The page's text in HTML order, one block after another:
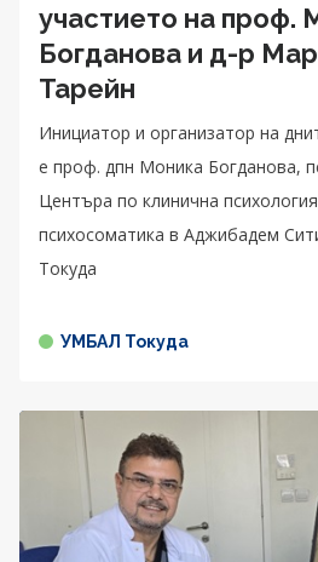
участието на проф.
Богданова и д-р
Тарейн
Инициатор и организатор на
е проф. дпн Моника Богданова,
Центъра по клинична
психосоматика в Аджибадем
Токуда
УМБАЛ Токуда